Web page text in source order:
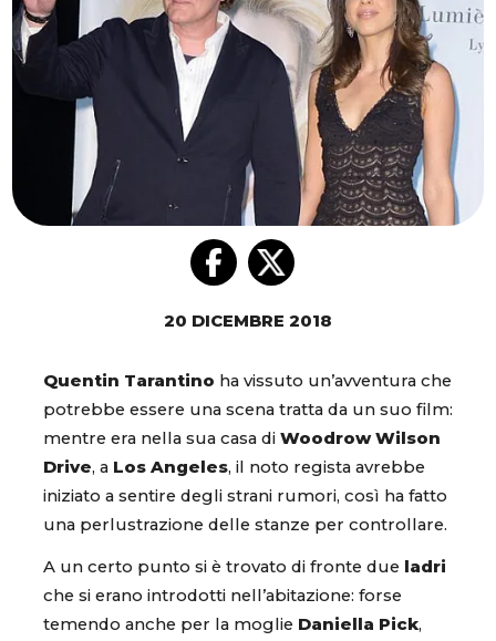
20 DICEMBRE 2018
Quentin Tarantino ha vissuto un’avventura che
potrebbe essere una scena tratta da un suo film:
mentre era nella sua casa di Woodrow Wilson
Drive, a Los Angeles, il noto regista avrebbe
iniziato a sentire degli strani rumori, così ha fatto
una perlustrazione delle stanze per controllare.
A un certo punto si è trovato di fronte due ladri
che si erano introdotti nell’abitazione: forse
temendo anche per la moglie Daniella Pick,